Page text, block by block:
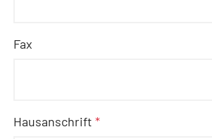
Fax
Hausanschrift*